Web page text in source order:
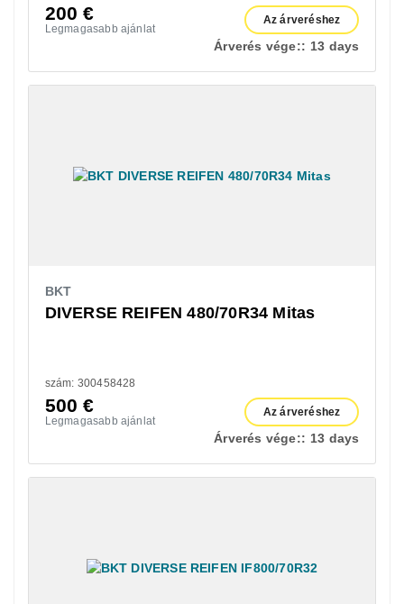
200€
Legmagasabb ajánlat
Az árveréshez
Árverés vége:: 13 days
BKT
DIVERSE REIFEN 480/70R34 Mitas
szám: 300458428
500€
Legmagasabb ajánlat
Az árveréshez
Árverés vége:: 13 days